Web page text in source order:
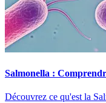
Salmonella :
Découvrez ce qu'est la